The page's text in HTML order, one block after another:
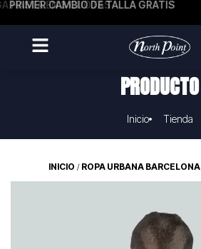
HASTA EN 3 CUOTAS
PRIMER CAMBIO DE TALLA GRATIS
PRODUCTO
Inicio Tienda
INICIO / ROPA URBANA BARCELONA